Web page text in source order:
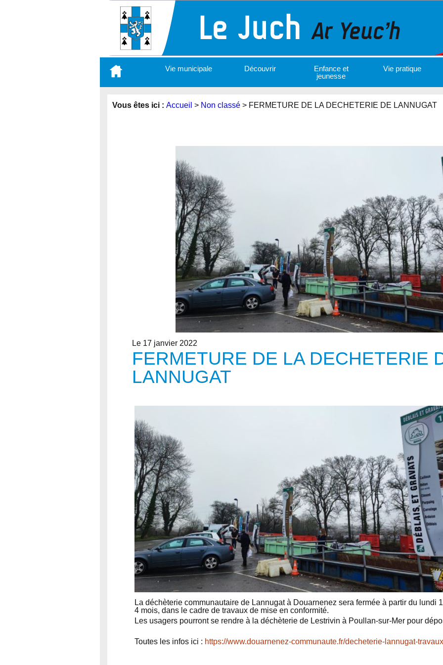
contenu
Vie municipale Découvrir
Enfance et
jeunesse
Vie pratique
Vous êtes ici : Accueil > Non classé> FERMETURE DE LA DECHETERIE DE LANNUGAT
Le 17 janvier 2022
FERMETURE DE LA DECHETERIE
LANNUGAT
La déchèterie communautaire de Lannugat à Douarnenez sera fermée à partir du lundi
4 mois, dans le cadre de travaux de mise en conformité.
Les usagers pourront se rendre à la déchèterie de Lestrivin à Poullan-sur-Mer pour
Toutes les infos ici : https://www.douarnenez-communaute.fr/decheterie-lannugat-